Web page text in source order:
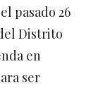
pasado 26
Distrito
en
ser